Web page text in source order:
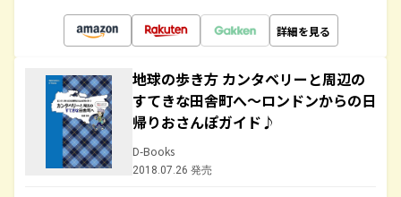
詳細を見る
地球の歩き方 カンタベリーと周辺の
すてきな田舎町へ～ロンドンからの日
帰りおさんぽガイド♪
D-Books
2018.07.26 発売